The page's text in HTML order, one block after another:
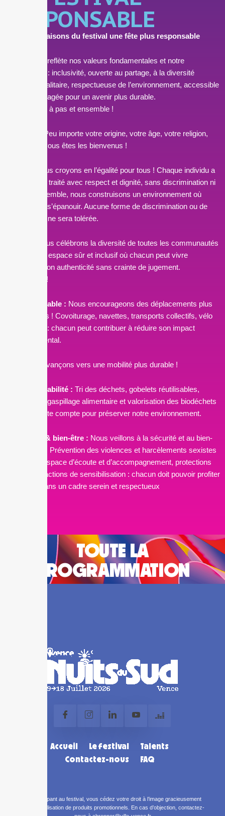
RESPONSABLE
Ensemble, faisons du festival une fête plus responsable
Cette charte reflète nos valeurs fondamentales et notre
engagement : inclusivité, ouverte au partage, à la diversité
culturelle, égalitaire, respectueuse de l’environnement, accessible
à tous et engagée pour un avenir plus durable.
On y va pas à pas et ensemble !
Peu importe votre origine, votre âge, votre religion,
votre sexe, vous êtes les bienvenus !
Nous croyons en l’égalité pour tous ! Chaque individu a
le droit d’être traité avec respect et dignité, sans discrimination ni
préjugé. Ensemble, nous construisons un environnement où
chacun peut s’épanouir. Aucune forme de discrimination ou de
harcèlement ne sera tolérée.
Nous célébrons la diversité de toutes les communautés
! Ici, c’est un espace sûr et inclusif où chacun peut vivre
pleinement son authenticité sans crainte de jugement.
Love is love !
Mobilité durable : Nous encourageons des déplacements plus
responsables ! Covoiturage, navettes, transports collectifs, vélo
ou trottinette : chacun peut contribuer à réduire son impact
environnemental.
Ensemble, avançons vers une mobilité plus durable !
Écoresponsabilité : Tri des déchets, gobelets réutilisables,
réduction du gaspillage alimentaire et valorisation des biodéchets
: chaque geste compte pour préserver notre environnement.
Prévention & bien-être : Nous veillons à la sécurité et au bien-
être de tous ! Prévention des violences et harcèlements sexistes
et sexuels, espace d’écoute et d’accompagnement, protections
auditives et actions de sensibilisation : chacun doit pouvoir profiter
du festival dans un cadre serein et respectueux
TOUTE LA
PROGRAMMATION
Accueil Le festival
Talents
Contactez-nous
FAQ
En participant au festival, vous cédez votre droit à l’image gracieusement
pour la réalisation de produits promotionnels. En cas d’objection, contactez-